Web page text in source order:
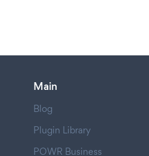
Main
Blog
Plugin Library
POWR Business